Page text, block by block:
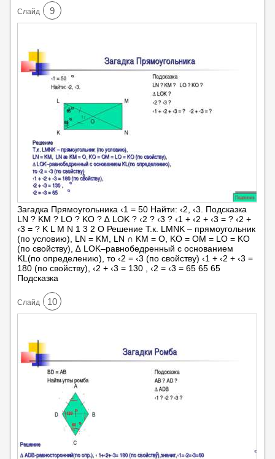
Cлайд 9
Загадка Прямоугольника ‹1 = 50 Найти: ‹2, ‹3. Подсказка
LN ? KM ? LO ? KO ? ∆ LOK ? ‹2 ? ‹3 ? ‹1 + ‹2 + ‹3 = ? ‹2 +
‹3 = ? K L M N 1 3 2 О Решение Т.к. LMNK – прямоугольник
(по условию), LN = KM, LN ∩ KM = О, KO = OM = LO = KO
(по свойству), ∆ LOK–равнобедренный с основанием
KL(по определению), то ‹2 = ‹3 (по свойству) ‹1 + ‹2 + ‹3 =
180 (по свойству), ‹2 + ‹3 = 130 , ‹2 = ‹3 = 65 65 65
Подсказка
Cлайд 10